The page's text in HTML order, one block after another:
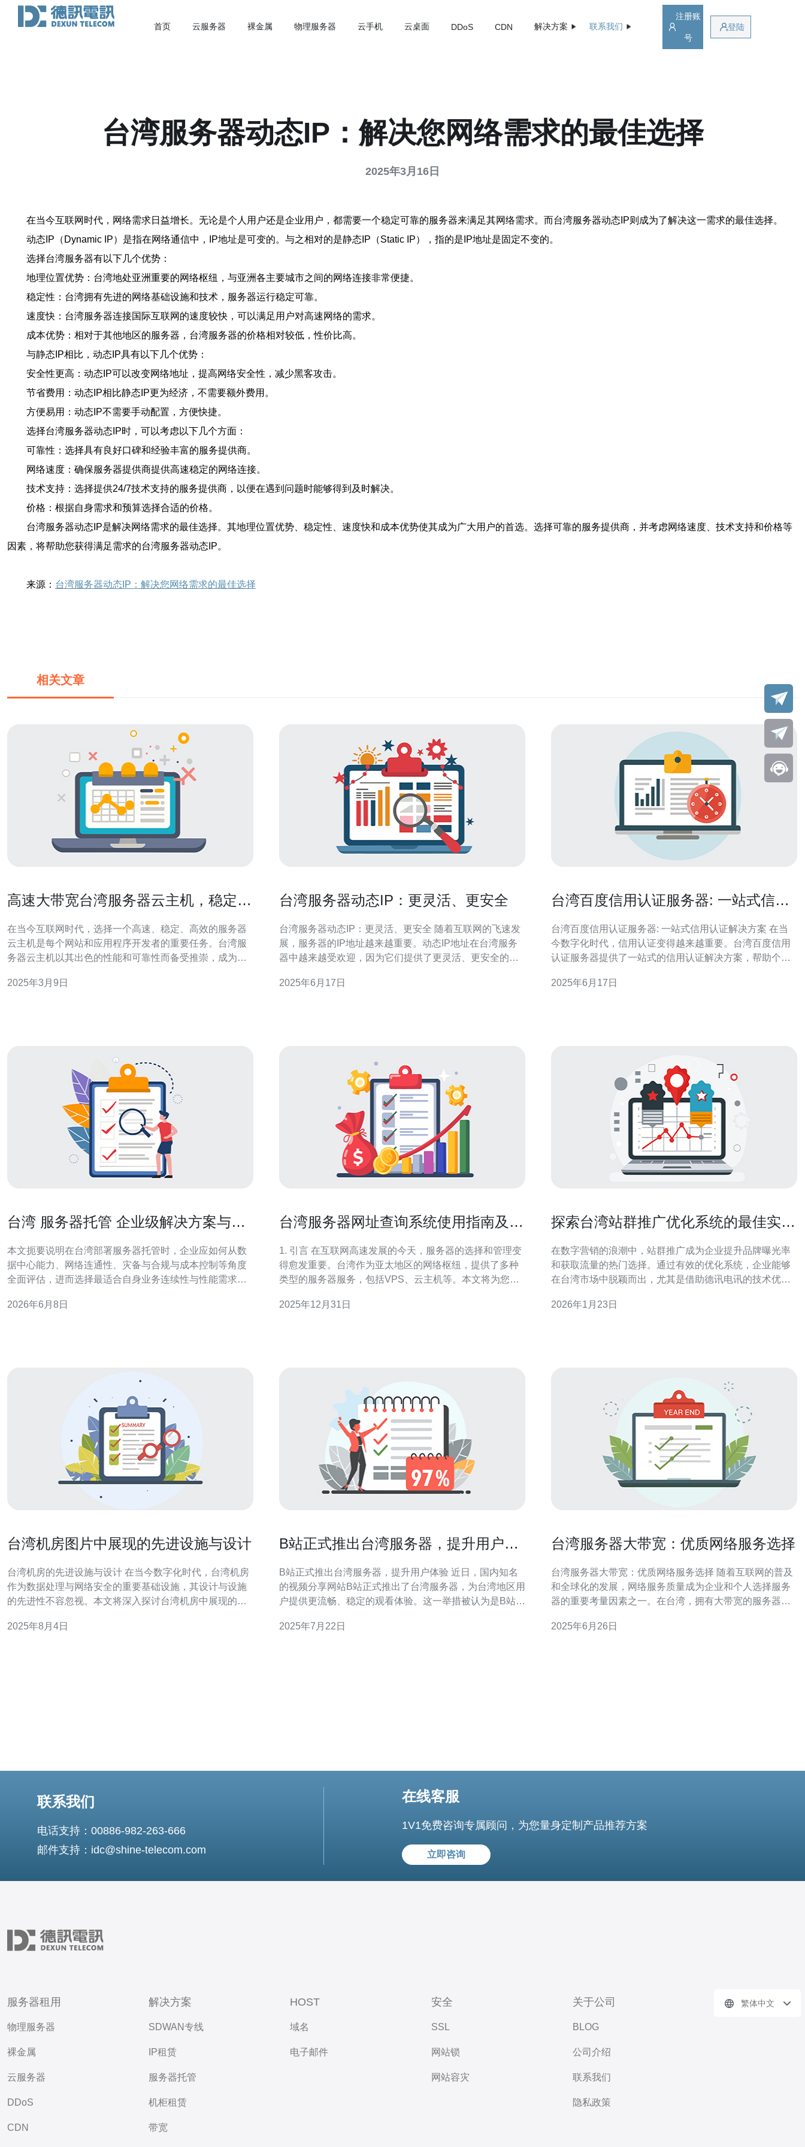
首页 云服务器 裸金属 物理服务器 云手机 云桌面 DDoS CDN 解决方案 联系我们
注册账
号
登陆
台湾服务器动态IP：解决您网络需求的最佳选择
2025年3月16日
在当今互联网时代，网络需求日益增长。无论是个人用户还是企业用户，都需要一个稳定可靠的服务器来满足其网络需求。而台湾服务器动态IP则成为了解决这一需求的最佳选择。
动态IP（Dynamic IP）是指在网络通信中，IP地址是可变的。与之相对的是静态IP（Static IP），指的是IP地址是固定不变的。
选择台湾服务器有以下几个优势：
地理位置优势：台湾地处亚洲重要的网络枢纽，与亚洲各主要城市之间的网络连接非常便捷。
稳定性：台湾拥有先进的网络基础设施和技术，服务器运行稳定可靠。
速度快：台湾服务器连接国际互联网的速度较快，可以满足用户对高速网络的需求。
成本优势：相对于其他地区的服务器，台湾服务器的价格相对较低，性价比高。
与静态IP相比，动态IP具有以下几个优势：
安全性更高：动态IP可以改变网络地址，提高网络安全性，减少黑客攻击。
节省费用：动态IP相比静态IP更为经济，不需要额外费用。
方便易用：动态IP不需要手动配置，方便快捷。
选择台湾服务器动态IP时，可以考虑以下几个方面：
可靠性：选择具有良好口碑和经验丰富的服务提供商。
网络速度：确保服务器提供商提供高速稳定的网络连接。
技术支持：选择提供24/7技术支持的服务提供商，以便在遇到问题时能够得到及时解决。
价格：根据自身需求和预算选择合适的价格。
台湾服务器动态IP是解决网络需求的最佳选择。其地理位置优势、稳定性、速度快和成本优势使其成为广大用户的首选。选择可靠的服务提供商，并考虑网络速度、技术支持和价格等
因素，将帮助您获得满足需求的台湾服务器动态IP。
来源： 台湾服务器动态IP：解决您网络需求的最佳选择
相关文章
高速大带宽台湾服务器云主机，稳定高
在当今互联网时代，选择一个高速、稳定、高效的服务器
云主机是每个网站和应用程序开发者的重要任务。台湾服
务器云主机以其出色的性能和可靠性而备受推崇，成为许
宽，确保您的网站或应用程序能够快速加载和响应用户请
2025年3月9日
台湾服务器动态IP：更灵活、更安全
台湾服务器动态IP：更灵活、更安全 随着互联网的飞速发
展，服务器的IP地址越来越重要。动态IP地址在台湾服务
器中越来越受欢迎，因为它们提供了更灵活、更安全的网
址，与静态IP相比，动态IP更具有灵活性。动态IP地址可
2025年6月17日
台湾百度信用认证服务器: 一站式信用
台湾百度信用认证服务器: 一站式信用认证解决方案 在当
今数字化时代，信用认证变得越来越重要。台湾百度信用
认证服务器提供了一站式的信用认证解决方案，帮助个人
证服务器涵盖了多种功能，包括个人身份认证、企业资质
2025年6月17日
台湾 服务器托管 企业级解决方案与地
本文扼要说明在台湾部署服务器托管时，企业应如何从数
据中心能力、网络连通性、灾备与合规与成本控制等角度
全面评估，进而选择最适合自身业务连续性与性能需求的
商？ 台湾拥有数量可观且分布在北中南的商业数据中心，
2026年6月8日
台湾服务器网址查询系统使用指南及案
1. 引言 在互联网高速发展的今天，服务器的选择和管理变
得愈发重要。台湾作为亚太地区的网络枢纽，提供了多种
类型的服务器服务，包括VPS、云主机等。本文将为您详
真实案例，以帮助用户更好地选择和使用服务器资源。
2025年12月31日
探索台湾站群推广优化系统的最佳实践
在数字营销的浪潮中，站群推广成为企业提升品牌曝光率
和获取流量的热门选择。通过有效的优化系统，企业能够
在台湾市场中脱颖而出，尤其是借助德讯电讯的技术优
果。本文将深入探讨台湾站群推广优化系统的最佳实践与
2026年1月23日
台湾机房图片中展现的先进设施与设计
台湾机房的先进设施与设计 在当今数字化时代，台湾机房
作为数据处理与网络安全的重要基础设施，其设计与设施
的先进性不容忽视。本文将深入探讨台湾机房中展现的先
理能力与网络安全性。 以下是本文的三大精华： 数字化管
2025年8月4日
B站正式推出台湾服务器，提升用户体
B站正式推出台湾服务器，提升用户体验 近日，国内知名
的视频分享网站B站正式推出了台湾服务器，为台湾地区用
户提供更流畅、稳定的观看体验。这一举措被认为是B站进
承诺。 B站正式推出台湾服务器，将大大提升台湾用户的
2025年7月22日
台湾服务器大带宽：优质网络服务选择
台湾服务器大带宽：优质网络服务选择 随着互联网的普及
和全球化的发展，网络服务质量成为企业和个人选择服务
器的重要考量因素之一。在台湾，拥有大带宽的服务器成
连接。 台湾作为一个互联网发达地区，拥有先进的网络基
2025年6月26日
联系我们
电话支持：00886-982-263-666
邮件支持：idc@shine-telecom.com
在线客服
1V1免费咨询专属顾问，为您量身定制产品推荐方案
立即咨询
服务器租用
物理服务器
裸金属
云服务器
DDoS
CDN
解决方案
SDWAN专线
IP租赁
服务器托管
机柜租赁
带宽
HOST
域名
电子邮件
安全
SSL
网站锁
网站容灾
关于公司
BLOG
公司介绍
联系我们
隐私政策
繁体中文